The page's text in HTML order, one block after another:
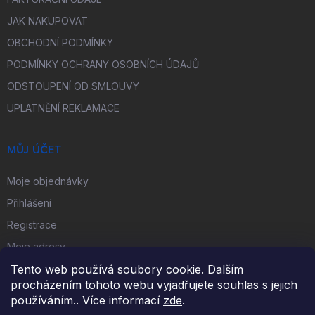
Tento web používá soubory cookie. Dalším
procházením tohoto webu vyjadřujete souhlas s jejich
používáním.. Více informací zde.
JAK NAKUPOVAT
OBCHODNÍ PODMÍNKY
PODMÍNKY OCHRANY OSOBNÍCH ÚDAJŮ
ODSTOUPENÍ OD SMLOUVY
UPLATNĚNÍ REKLAMACE
MŮJ ÚČET
Moje objednávky
Přihlášení
Registrace
Moje adresy
FACEBOOK